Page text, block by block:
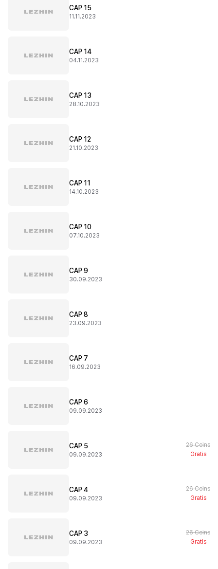
CAP 15
11.11.2023
CAP 14
04.11.2023
CAP 13
28.10.2023
CAP 12
21.10.2023
CAP 11
14.10.2023
CAP 10
07.10.2023
CAP 9
30.09.2023
CAP 8
23.09.2023
CAP 7
16.09.2023
CAP 6
09.09.2023
CAP 5
09.09.2023
26 Coins
Gratis
CAP 4
09.09.2023
26 Coins
Gratis
CAP 3
09.09.2023
26 Coins
Gratis